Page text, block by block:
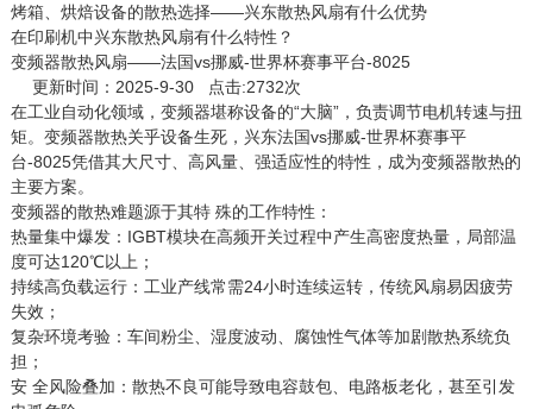
烤箱、烘焙设备的散热选择——兴东散热风扇有什么优势
在印刷机中兴东散热风扇有什么特性？
变频器散热风扇——法国vs挪威-世界杯赛事平台-8025
更新时间：2025-9-30 点击:2732次
在工业自动化领域，变频器堪称设备的“大脑”，负责调节电机转速与扭
矩。变频器散热关乎设备生死，兴东法国vs挪威-世界杯赛事平
台-8025凭借其大尺寸、高风量、强适应性的特性，成为变频器散热的
主要方案。
变频器的散热难题源于其特 殊的工作特性：
热量集中爆发：IGBT模块在高频开关过程中产生高密度热量，局部温
度可达120℃以上；
持续高负载运行：工业产线常需24小时连续运转，传统风扇易因疲劳
失效；
复杂环境考验：车间粉尘、湿度波动、腐蚀性气体等加剧散热系统负
担；
安 全风险叠加：散热不良可能导致电容鼓包、电路板老化，甚至引发